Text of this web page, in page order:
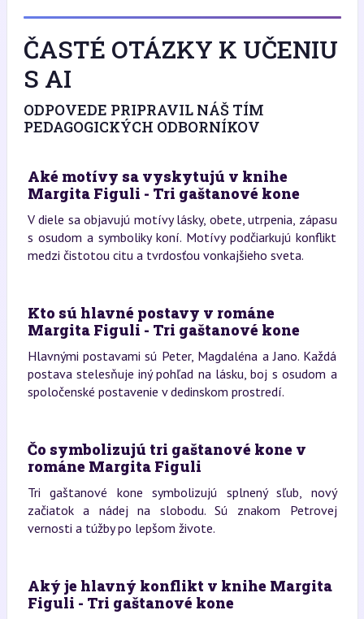
ČASTÉ OTÁZKY K UČENIU
S AI
ODPOVEDE PRIPRAVIL NÁŠ TÍM
PEDAGOGICKÝCH ODBORNÍKOV
Aké motívy sa vyskytujú v knihe
Margita Figuli - Tri gaštanové kone
V diele sa objavujú motívy lásky, obete, utrpenia, zápasu
s osudom a symboliky koní. Motívy podčiarkujú konflikt
medzi čistotou citu a tvrdosťou vonkajšieho sveta.
Kto sú hlavné postavy v románe
Margita Figuli - Tri gaštanové kone
Hlavnými postavami sú Peter, Magdaléna a Jano. Každá
postava stelesňuje iný pohľad na lásku, boj s osudom a
spoločenské postavenie v dedinskom prostredí.
Čo symbolizujú tri gaštanové kone v
románe Margita Figuli
Tri gaštanové kone symbolizujú splnený sľub, nový
začiatok a nádej na slobodu. Sú znakom Petrovej
vernosti a túžby po lepšom živote.
Aký je hlavný konflikt v knihe Margita
Figuli - Tri gaštanové kone